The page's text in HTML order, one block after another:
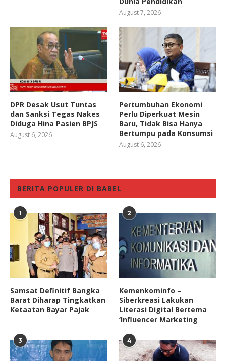
August 7, 2026
DPR Desak Usut Tuntas
dan Sanksi Tegas Nakes
Diduga Hina Pasien BPJS
August 6, 2026
Pertumbuhan Ekonomi
Perlu Diperkuat Mesin
Baru, Tidak Bisa Hanya
Bertumpu pada Konsumsi
August 6, 2026
BERITA POPULER DI BABEL
1
Samsat Definitif Bangka
Barat Diharap Tingkatkan
Ketaatan Bayar Pajak
2
Kemenkominfo –
Siberkreasi Lakukan
Literasi Digital Bertema
‘Influencer Marketing
3 4